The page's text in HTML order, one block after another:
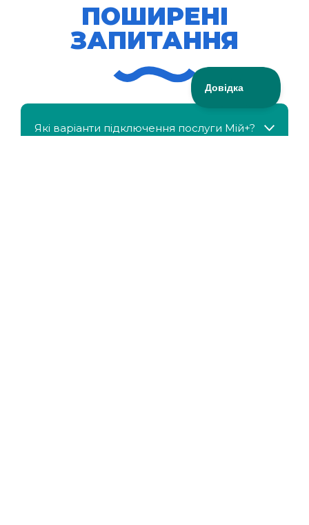
ПОШИРЕНІ
ЗАПИТАННЯ
Які варіанти підключення послуги Мій+?